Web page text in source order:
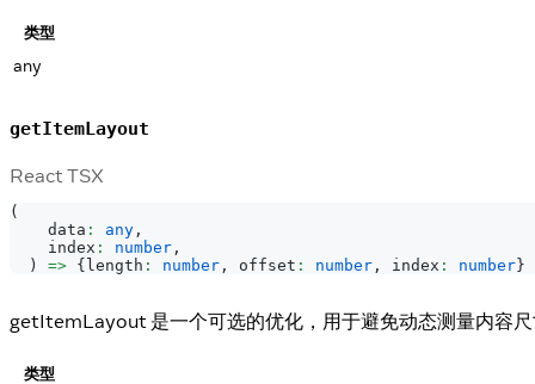
类型
any
getItemLayout
React TSX
(
    data
: any ,
    index
: number ,
)
=> {length : number , offset : number , index : number}
getItemLayout 是一个可选的优化，用于避免动态测量内容
类型